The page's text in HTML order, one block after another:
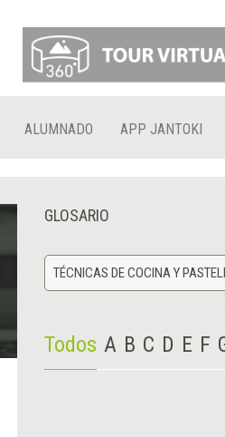
ALUMNADO APP JANTOKI
GLOSARIO
TÉCNICAS DE COCINA Y
Todos A B C D E F